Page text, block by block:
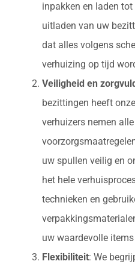
inpakken en laden
uitladen van uw
dat alles volgens
verhuizing op tijd
Veiligheid en
bezittingen heeft
verhuizers nemen
uw spullen veilig en
het hele
technieken en
uw waardevolle
Flexibiliteit: We